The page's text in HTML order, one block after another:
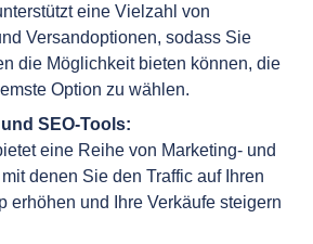
eine Vielzahl von
Versandoptionen, sodass Sie
die Möglichkeit bieten können, die
Option zu wählen.
SEO-Tools:
eine Reihe von Marketing- und
denen Sie den Traffic auf Ihren
erhöhen und Ihre Verkäufe steigern